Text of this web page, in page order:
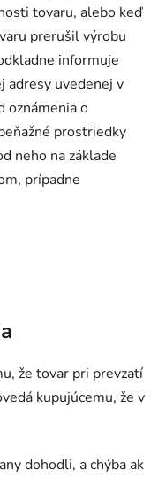
tovaru, alebo keď
prerušil výrobu
informuje
adresy uvedenej v
oznámenia o
prostriedky
neho na základe
prípadne
že tovar pri prevzatí
kupujúcemu, že v
dohodli, a chýba ak